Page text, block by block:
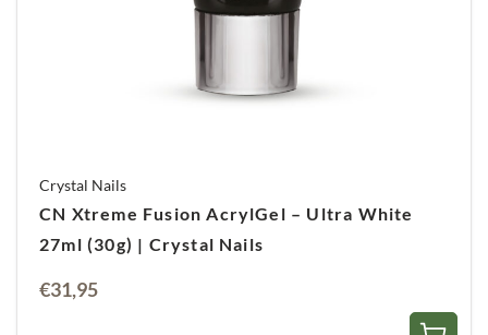
Crystal Nails
CN Xtreme Fusion AcrylGel – Ultra White
27ml (30g) | Crystal Nails
€31,95